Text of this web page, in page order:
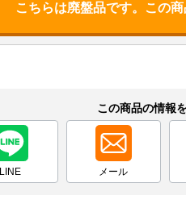
こちらは廃盤品です。この
この商品の情報
LINE メール